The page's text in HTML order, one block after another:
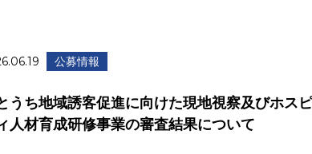
公募情報
うち地域誘客促進に向けた現地視察及びホス
人材育成研修事業の審査結果について